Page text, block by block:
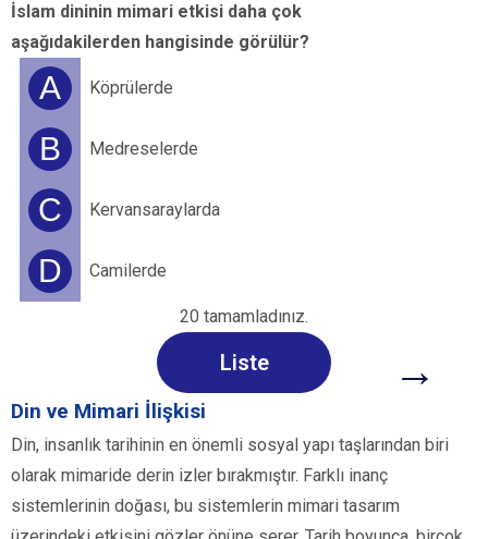
İslam dininin mimari etkisi daha çok
aşağıdakilerden hangisinde görülür?
A Köprülerde
B Medreselerde
C Kervansaraylarda
D Camilerde
20 tamamladınız.
Liste →
Din ve Mimari İlişkisi
Din, insanlık tarihinin en önemli sosyal yapı taşlarından biri
olarak mimaride derin izler bırakmıştır. Farklı inanç
sistemlerinin doğası, bu sistemlerin mimari tasarım